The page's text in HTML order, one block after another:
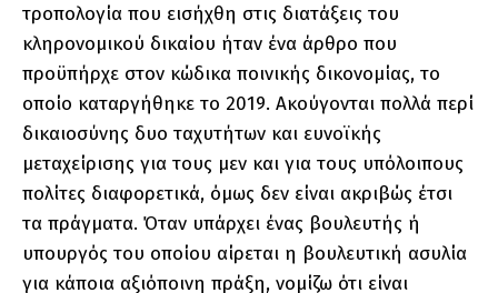
τροπολογία που εισήχθη στις διατάξεις του
κληρονομικού δικαίου ήταν ένα άρθρο που
προϋπήρχε στον κώδικα ποινικής δικονομίας, το
οποίο καταργήθηκε το 2019. Ακούγονται πολλά περί
δικαιοσύνης δυο ταχυτήτων και ευνοϊκής
μεταχείρισης για τους μεν και για τους υπόλοιπους
πολίτες διαφορετικά, όμως δεν είναι ακριβώς έτσι
τα πράγματα. Όταν υπάρχει ένας βουλευτής ή
υπουργός του οποίου αίρεται η βουλευτική ασυλία
για κάποια αξιόποινη πράξη, νομίζω ότι είναι